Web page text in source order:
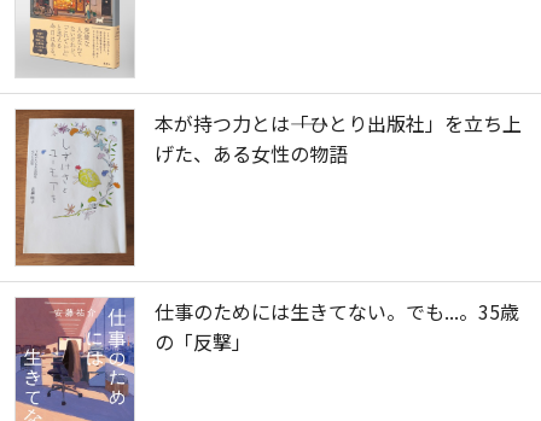
本が持つ力とは――「ひとり出版社」を立ち上
げた、ある女性の物語
仕事のためには生きてない。でも...。35歳
の「反撃」